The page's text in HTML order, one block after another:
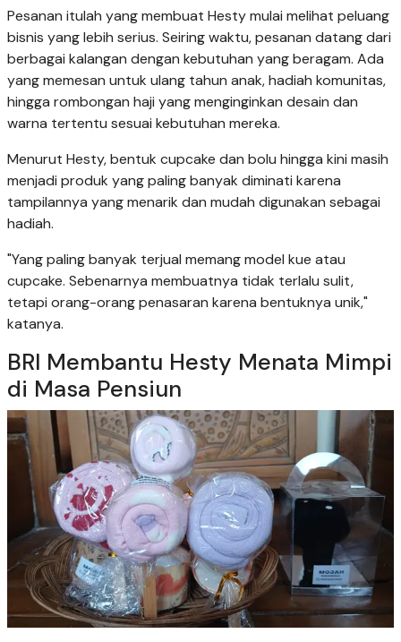
Pesanan itulah yang membuat Hesty mulai melihat peluang
bisnis yang lebih serius. Seiring waktu, pesanan datang dari
berbagai kalangan dengan kebutuhan yang beragam. Ada
yang memesan untuk ulang tahun anak, hadiah komunitas,
hingga rombongan haji yang menginginkan desain dan
warna tertentu sesuai kebutuhan mereka.
Menurut Hesty, bentuk cupcake dan bolu hingga kini masih
menjadi produk yang paling banyak diminati karena
tampilannya yang menarik dan mudah digunakan sebagai
hadiah.
"Yang paling banyak terjual memang model kue atau
cupcake. Sebenarnya membuatnya tidak terlalu sulit,
tetapi orang-orang penasaran karena bentuknya unik,"
katanya.
BRI Membantu Hesty Menata Mimpi
di Masa Pensiun